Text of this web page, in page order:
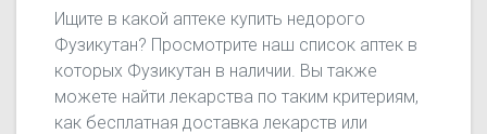
Ищите в какой аптеке купить недорого
Фузикутан? Просмотрите наш список аптек в
которых Фузикутан в наличии. Вы также
можете найти лекарства по таким критериям,
как бесплатная доставка лекарств или